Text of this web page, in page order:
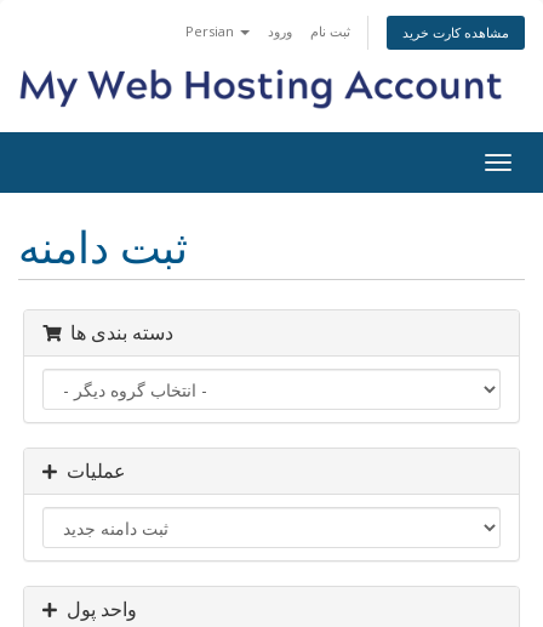
Persian ورود ثبت نام مشاهده کارت خرید
تغییر
ثبت دامنه
دسته بندی ها
عملیات
واحد پول